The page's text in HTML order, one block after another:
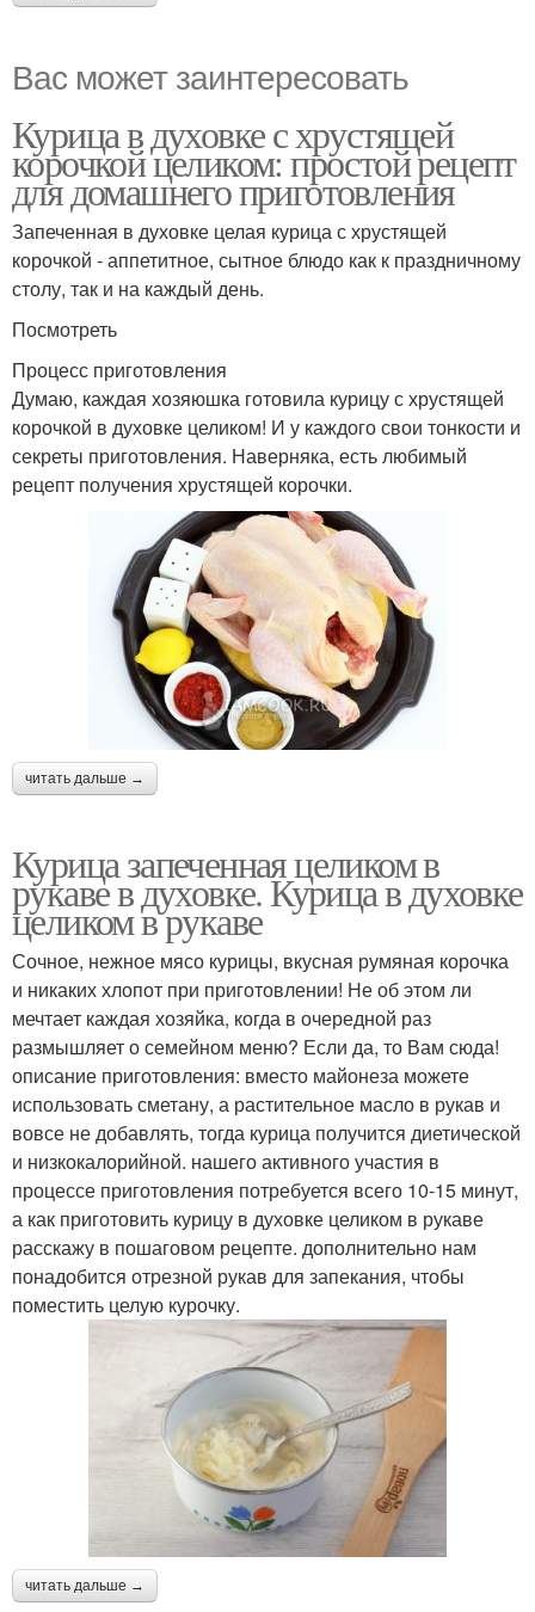
Вас может заинтересовать
Курица в духовке с хрустящей
корочкой целиком: простой рецепт
для домашнего приготовления
Запеченная в духовке целая курица с хрустящей
корочкой - аппетитное, сытное блюдо как к праздничному
столу, так и на каждый день.
Посмотреть
Процесс приготовления
Думаю, каждая хозяюшка готовила курицу с хрустящей
корочкой в духовке целиком! И у каждого свои тонкости и
секреты приготовления. Наверняка, есть любимый
рецепт получения хрустящей корочки.
читать дальше →
Курица запеченная целиком в
рукаве в духовке. Курица в духовке
целиком в рукаве
Сочное, нежное мясо курицы, вкусная румяная корочка
и никаких хлопот при приготовлении! Не об этом ли
мечтает каждая хозяйка, когда в очередной раз
размышляет о семейном меню? Если да, то Вам сюда!
описание приготовления: вместо майонеза можете
использовать сметану, а растительное масло в рукав и
вовсе не добавлять, тогда курица получится диетической
и низкокалорийной. нашего активного участия в
процессе приготовления потребуется всего 10-15 минут,
а как приготовить курицу в духовке целиком в рукаве
расскажу в пошаговом рецепте. дополнительно нам
понадобится отрезной рукав для запекания, чтобы
поместить целую курочку.
читать дальше →